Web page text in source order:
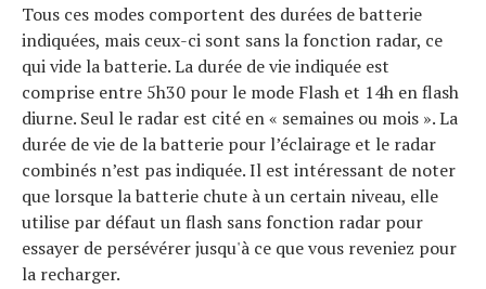
Tous ces modes comportent des durées de batterie
indiquées, mais ceux-ci sont sans la fonction radar, ce
qui vide la batterie. La durée de vie indiquée est
comprise entre 5h30 pour le mode Flash et 14h en flash
diurne. Seul le radar est cité en « semaines ou mois ». La
durée de vie de la batterie pour l’éclairage et le radar
combinés n’est pas indiquée. Il est intéressant de noter
que lorsque la batterie chute à un certain niveau, elle
utilise par défaut un flash sans fonction radar pour
essayer de persévérer jusqu'à ce que vous reveniez pour
la recharger.
Actualités
Technologies
Tests de produits
Conseils
Tendances
Tous nos articles
À propos